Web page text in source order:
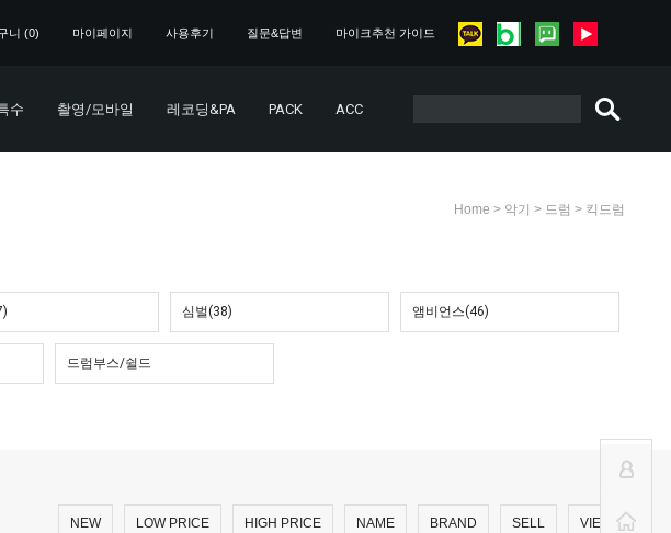
니 (0) 마이페이지 사용후기 질문&답변 마이크추천 가이드
수 촬영/모바일 레코딩&PA PACK ACC
Home > 악기 > 드럼 > 킥드럼
심벌(38) 앰비언스(46)
드럼부스/쉴드
NEW LOW PRICE HIGH PRICE NAME BRAND SELL VIEW